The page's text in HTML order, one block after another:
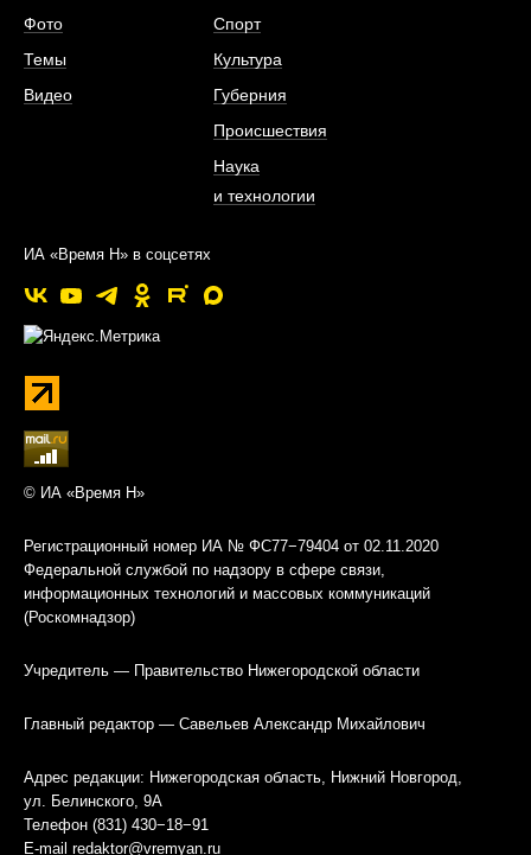
Фото
Темы
Видео
Спорт
Культура
Губерния
Происшествия
Наука
и технологии
ИА «Время Н» в соцсетях
© ИА «Время Н»
Регистрационный номер ИА № ФС77−79404 от 02.11.2020
Федеральной службой по надзору в сфере связи,
информационных технологий и массовых коммуникаций
(Роскомнадзор)
Учредитель — Правительство Нижегородской области
Главный редактор — Савельев Александр Михайлович
Адрес редакции: Нижегородская область, Нижний Новгород,
ул. Белинского, 9А
Телефон (831) 430−18−91
E-mail redaktor@vremyan.ru